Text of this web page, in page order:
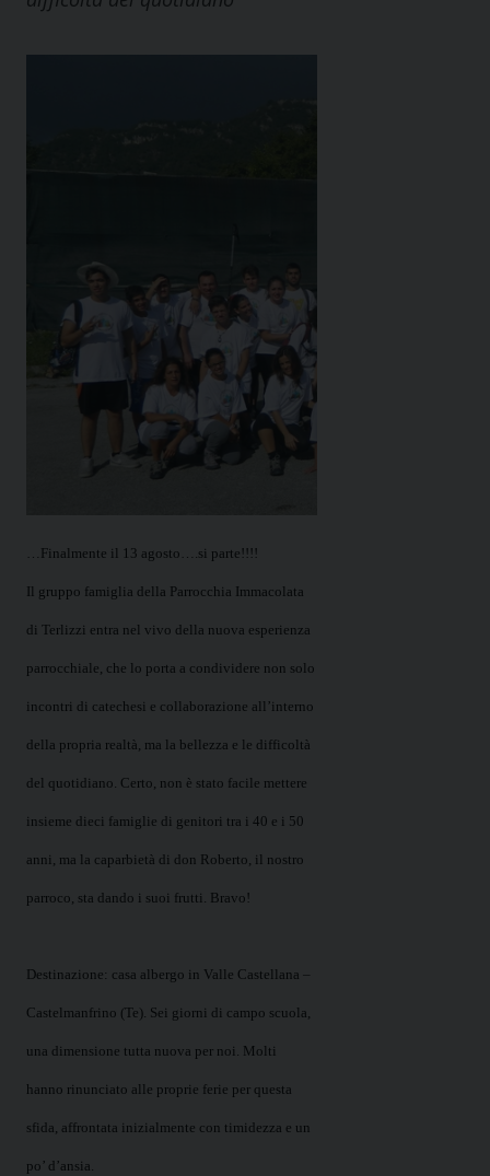
…Finalmente il 13 agosto….si parte!!!!
Il gruppo famiglia della Parrocchia Immacolata
di Terlizzi entra nel vivo della nuova esperienza
parrocchiale, che lo porta a condividere non solo
incontri di catechesi e collaborazione all’interno
della propria realtà, ma la bellezza e le difficoltà
del quotidiano. Certo, non è stato facile mettere
insieme dieci famiglie di genitori tra i 40 e i 50
anni, ma la caparbietà di don Roberto, il nostro
parroco, sta dando i suoi frutti. Bravo!
Destinazione: casa albergo in Valle Castellana –
Castelmanfrino (Te). Sei giorni di campo scuola,
una dimensione tutta nuova per noi. Molti
hanno rinunciato alle proprie ferie per questa
sfida, affrontata inizialmente con timidezza e un
po’ d’ansia.